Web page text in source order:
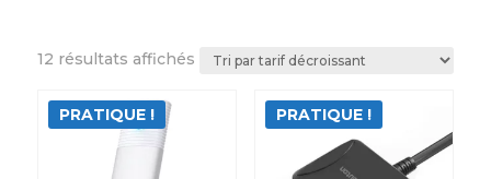
12 résultats affichésTrié
décroissant
PRATIQUE ! PRATIQUE !